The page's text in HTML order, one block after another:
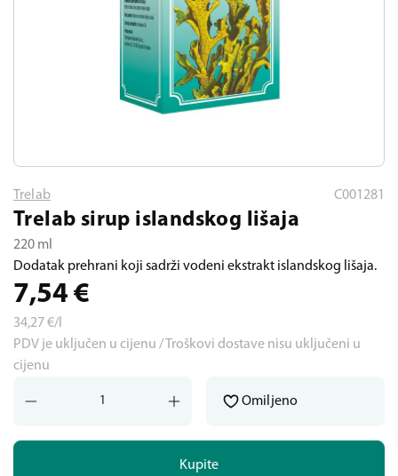
Trelab C001281
Trelab sirup islandskog lišaja
220 ml
Dodatak prehrani koji sadrži vodeni ekstrakt islandskog lišaja.
7,54 €
34,27 €/l
PDV je uključen u cijenu / Troškovi dostave nisu uključeni u
cijenu
Kupite
Omiljeno